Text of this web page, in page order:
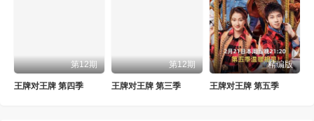
第12期
王牌对王牌 第四季
第12期
王牌对王牌 第三季
精编版
王牌对王牌 第五季